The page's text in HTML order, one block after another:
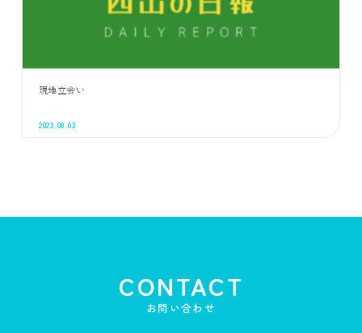
現地立会い
2023.08.03
CONTACT
お問い合わせ